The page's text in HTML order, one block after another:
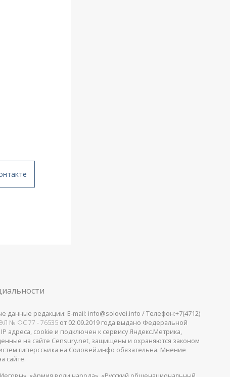
редакции: E-mail: info@solovei.info / Телефон:+7(4712)
№ ФС 77 - 76535 от 02.09.2019 года выдано Федеральной
адреса, cookie и подключен к сервису Яндекс.Метрика,
на сайте Censury.net, защищены и охраняются законом
гиперссылка на Соловей.инфо обязательна. Мнение
сайте.